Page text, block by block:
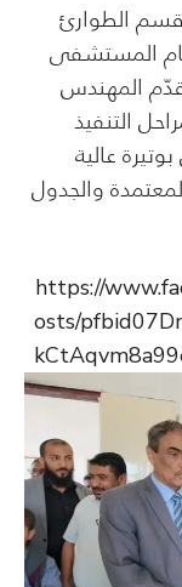
الطوارئ
المستشفى
قدّم المهندس
التنفيذ
عالية
والجدول
https://
osts/